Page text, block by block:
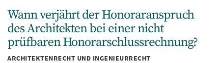
Wann verjährt der Honoraranspruch
des Architekten bei einer nicht
prüfbaren Honorarschlussrechnung?
Kategorien
ARCHITEKTENRECHT UND INGENIEURRECHT